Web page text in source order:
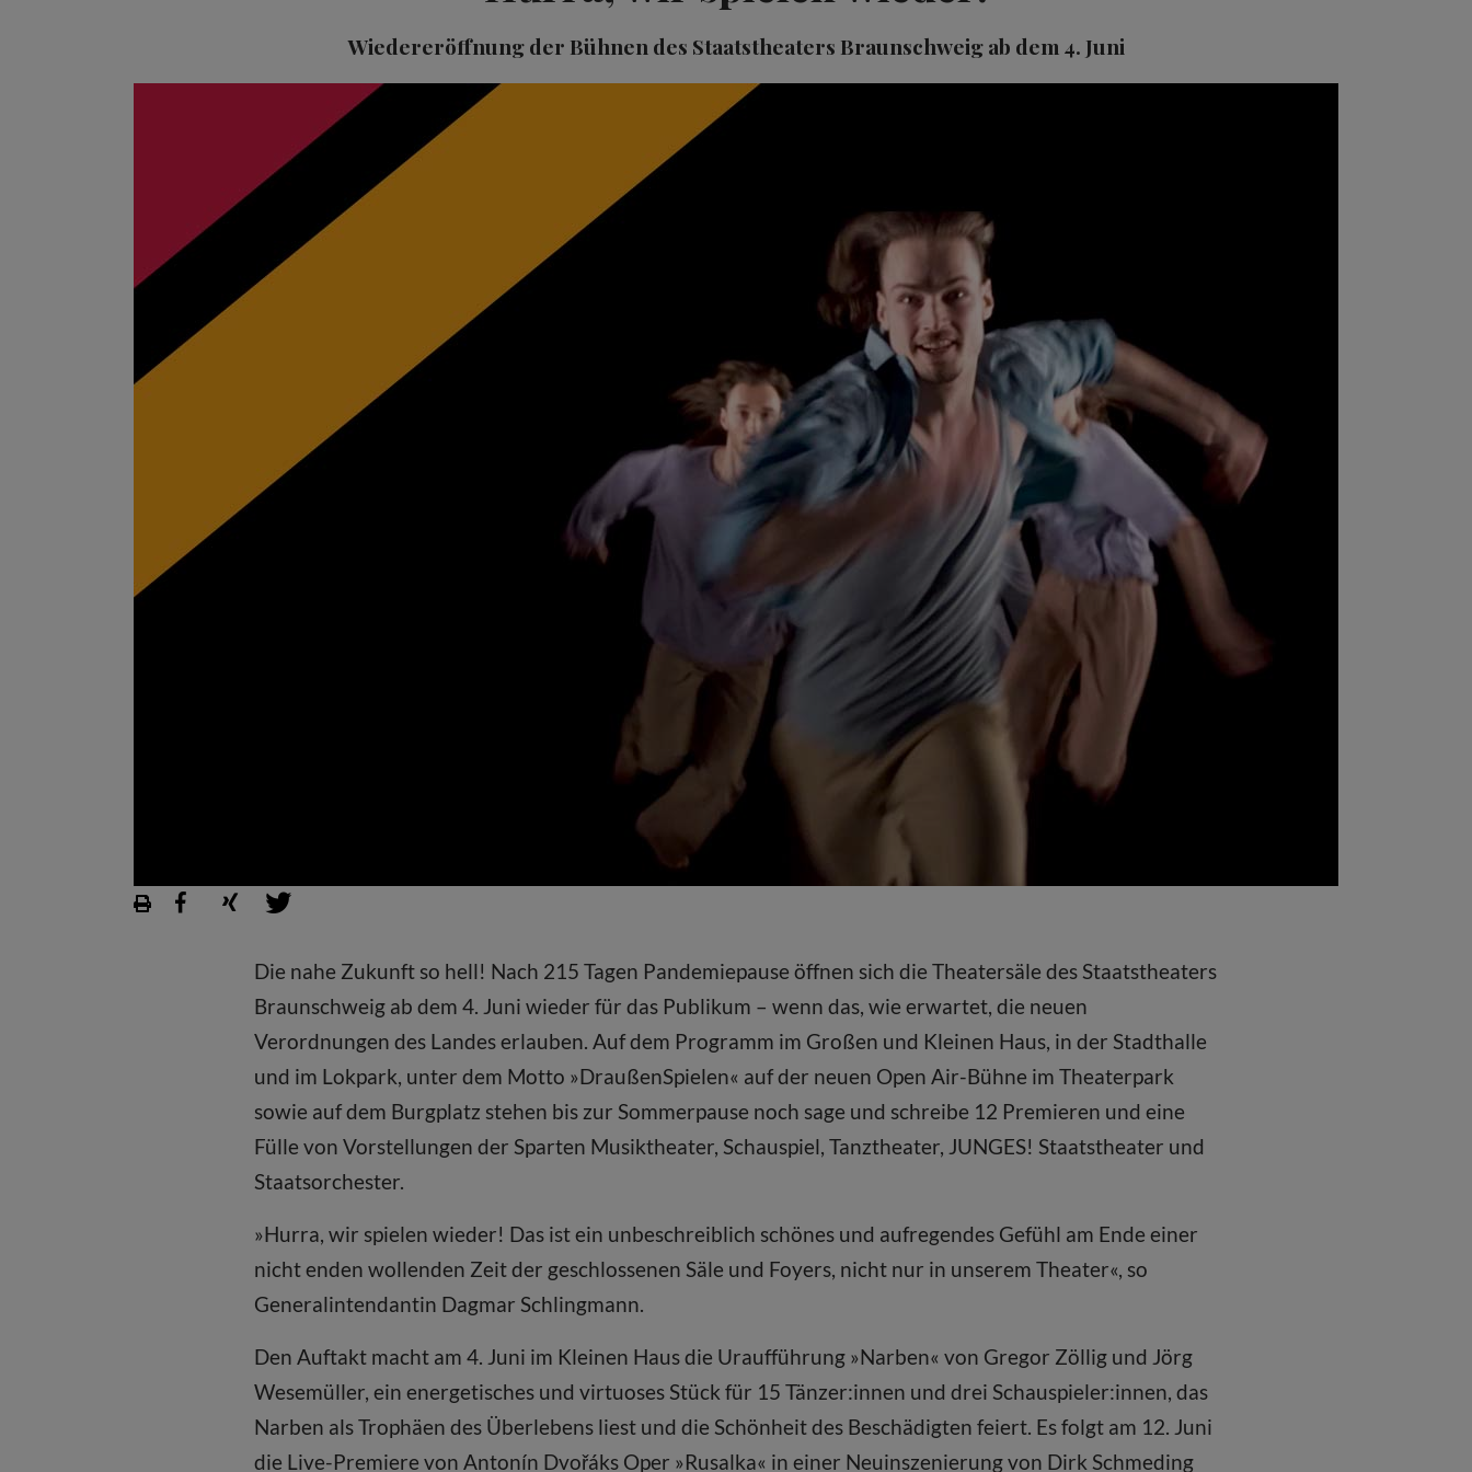
Wiedereröffnung der Bühnen des Staatstheaters Braunschweig ab dem 4. Juni
Die nahe Zukunft so hell! Nach 215 Tagen Pandemiepause öffnen sich die Theatersäle des Staatstheaters
Braunschweig ab dem 4. Juni wieder für das Publikum – wenn das, wie erwartet, die neuen
Verordnungen des Landes erlauben. Auf dem Programm im Großen und Kleinen Haus, in der Stadthalle
und im Lokpark, unter dem Motto »DraußenSpielen« auf der neuen Open Air-Bühne im Theaterpark
sowie auf dem Burgplatz stehen bis zur Sommerpause noch sage und schreibe 12 Premieren und eine
Fülle von Vorstellungen der Sparten Musiktheater, Schauspiel, Tanztheater, JUNGES! Staatstheater und
Staatsorchester.
»Hurra, wir spielen wieder! Das ist ein unbeschreiblich schönes und aufregendes Gefühl am Ende einer
nicht enden wollenden Zeit der geschlossenen Säle und Foyers, nicht nur in unserem Theater«, so
Generalintendantin Dagmar Schlingmann.
Den Auftakt macht am 4. Juni im Kleinen Haus die Uraufführung »Narben« von Gregor Zöllig und Jörg
Wesemüller, ein energetisches und virtuoses Stück für 15 Tänzer:innen und drei Schauspieler:innen, das
Narben als Trophäen des Überlebens liest und die Schönheit des Beschädigten feiert. Es folgt am 12. Juni
die Live-Premiere von Antonín Dvořáks Oper »Rusalka« in einer Neuinszenierung von Dirk Schmeding